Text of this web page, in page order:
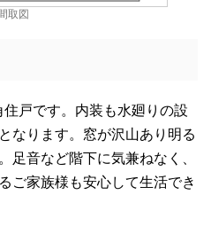
取図
戸です。内装も水廻りの設
なります。窓が沢山あり明る
足音など階下に気兼ねなく、
ご家族様も安心して生活でき